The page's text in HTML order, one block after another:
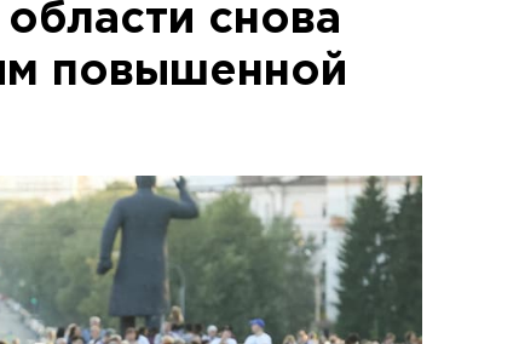
снова
повышенной